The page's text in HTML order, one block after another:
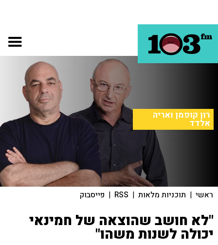
רון קופמן ואריה
אלדד
ראשי | תוכניות מלאות |
RSS
| פייסבוק
"לא חושב שהוצאה של חמינאי
יכולה לשנות משהו"